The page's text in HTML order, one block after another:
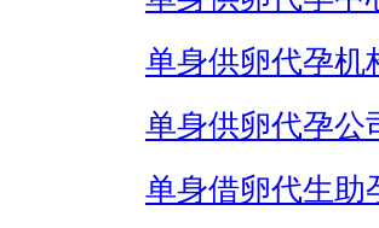
单身供卵代孕机
单身供卵代孕公
单身借卵代生助